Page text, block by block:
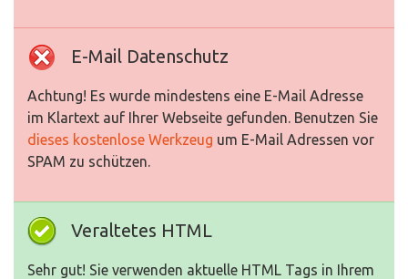
E-Mail Datenschutz
Achtung! Es wurde mindestens eine E-Mail Adresse
im Klartext auf Ihrer Webseite gefunden. Benutzen Sie
dieses kostenlose Werkzeug um E-Mail Adressen vor
SPAM zu schützen.
Veraltetes HTML
Sehr gut! Sie verwenden aktuelle HTML Tags in Ihrem